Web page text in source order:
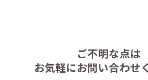
ご不明な点は
お気軽にお問い合わせ